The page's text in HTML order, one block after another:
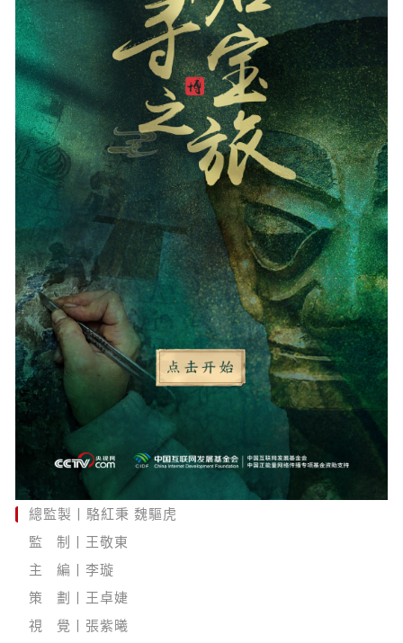
總監製丨駱紅秉 魏驅虎
監 制丨王敬東
主 編丨李璇
策 劃丨王卓婕
視 覺丨張紫曦